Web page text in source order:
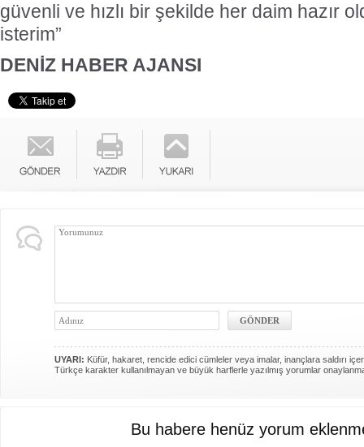
güvenli ve hızlı bir şekilde her daim hazır
isterim”
DENİZ HABER AJANSI
UYARI: Küfür, hakaret, rencide edici cümleler veya imalar, inançlara saldırı
Türkçe karakter kullanılmayan ve büyük harflerle yazılmış yorumlar
Bu habere henüz yorum